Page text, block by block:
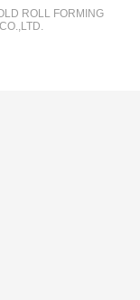
ROLL FORMING